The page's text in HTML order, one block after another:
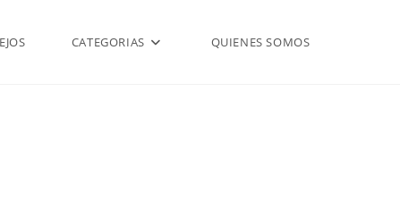
CATEGORIAS QUIENES SOMOS